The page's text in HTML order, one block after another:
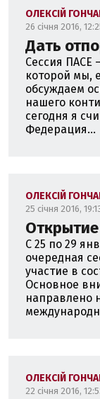
ОЛЕКСІЙ
26 січня 2016,
Дать
Сессия ПАСЕ
которой мы,
обсуждаем
нашего
сегодня я
Федерация...
ОЛЕКСІЙ
25 січня 2016,
С 25 по 29
очередная
участие в
Основное
направлено
ОЛЕКСІЙ
22 січня 2016,